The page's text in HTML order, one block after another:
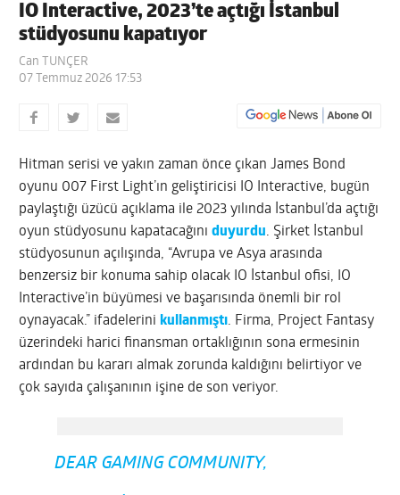
IO Interactive, 2023’te açtığı İstanbul
stüdyosunu kapatıyor
Can TUNÇER
07 Temmuz 2026 17:53
Hitman serisi ve yakın zaman önce çıkan James Bond
oyunu 007 First Light’ın geliştiricisi IO Interactive, bugün
paylaştığı üzücü açıklama ile 2023 yılında İstanbul’da açtığı
oyun stüdyosunu kapatacağınıduyurdu. Şirket İstanbul
stüdyosunun açılışında, “Avrupa ve Asya arasında
benzersiz bir konuma sahip olacak IO İstanbul ofisi, IO
Interactive’in büyümesi ve başarısında önemli bir rol
oynayacak.” ifadelerini kullanmıştı. Firma, Project Fantasy
üzerindeki harici finansman ortaklığının sona ermesinin
ardından bu kararı almak zorunda kaldığını belirtiyor ve
çok sayıda çalışanının işine de son veriyor.
DEAR GAMING COMMUNITY,